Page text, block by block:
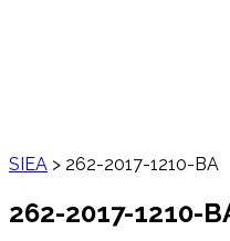
SIEA > 262-2017-1210-BA
262-2017-1210-